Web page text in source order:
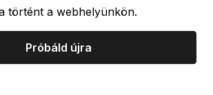
történt a webhelyünkön.
Próbáld újra